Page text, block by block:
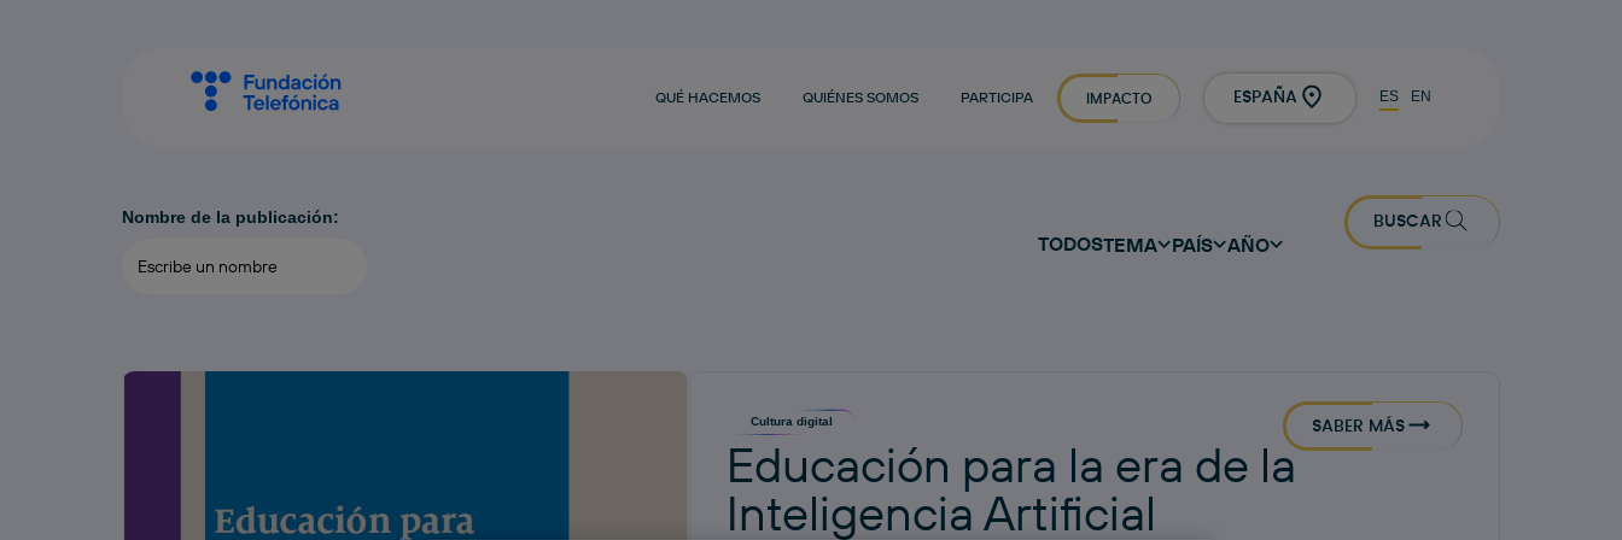
QUÉ HACEMOS QUIÉNES SOMOS PARTICIPA IMPACTO ESPAÑA ES EN
Nombre de la publicación:
TODOSTEMA PAÍS AÑO
BUSCAR
Cultura digital
Educación para la era de la
Inteligencia Artificial
SABER MÁS